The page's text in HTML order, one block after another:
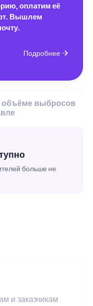
оплатим её
Вышлем
Подробнее
объёме выбросов
больше не
и заказчикам